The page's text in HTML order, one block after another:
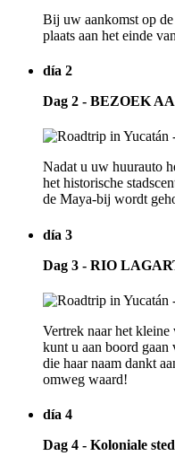
Bij uw aankomst op
plaats aan het einde
día 2
Dag 2 - BEZOEK
Nadat u uw huurauto
het historische
de Maya-bij wordt
día 3
Dag 3 - RIO
Vertrek naar het kleine
kunt u aan boord gaan
die haar naam dankt
omweg waard!
día 4
Dag 4 - Koloniale